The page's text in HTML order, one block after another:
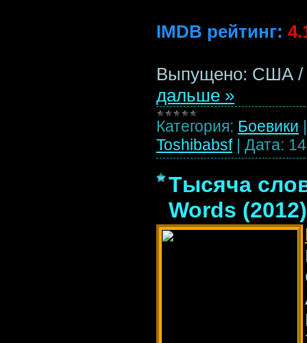
IMDB рейтинг:
Выпущено: США /
дальше »
Категория: Боевики
Toshibabsf | Дата:
Тысяча
Words